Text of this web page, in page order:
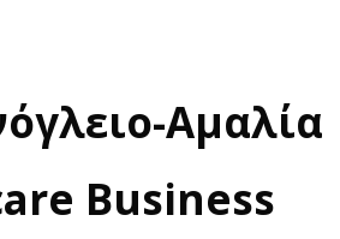
Αμαλία
Business